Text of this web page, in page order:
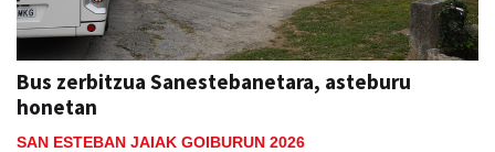
Bus zerbitzua Sanestebanetara, asteburu
honetan
SAN ESTEBAN JAIAK GOIBURUN 2026